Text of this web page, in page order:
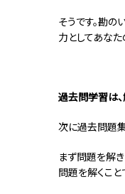
そうです。勘の
力としてあな
過去問学習は
次に過去問題
まず問題を解き
問題を解くこ